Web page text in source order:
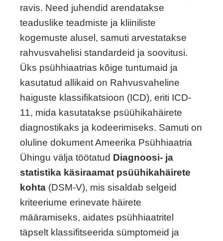
ravis. Need juhendid arendatakse
teaduslike teadmiste ja kliiniliste
kogemuste alusel, samuti arvestatakse
rahvusvahelisi standardeid ja soovitusi.
Üks psühhiaatrias kõige tuntumaid ja
kasutatud allikaid on Rahvusvaheline
haiguste klassifikatsioon (ICD), eriti ICD-
11, mida kasutatakse psüühikahäirete
diagnostikaks ja kodeerimiseks. Samuti on
oluline dokument Ameerika Psühhiaatria
Ühingu välja töötatud Diagnoosi- ja
statistika käsiraamat psüühikahäirete
kohta (DSM-V), mis sisaldab selgeid
kriteeriume erinevate häirete
määramiseks, aidates psühhiaatritel
täpselt klassifitseerida sümptomeid ja